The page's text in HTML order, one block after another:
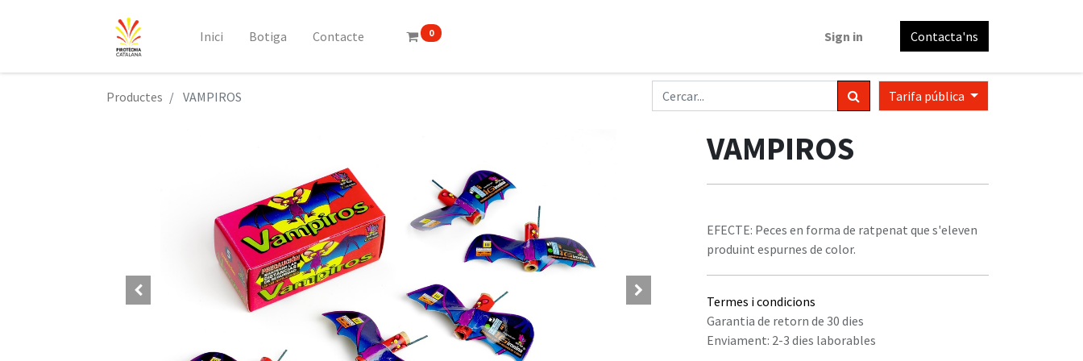
Inici Botiga Contacte 0 Sign in Contacta'ns
Productes VAMPIROS Tarifa pública
VAMPIROS
EFECTE: Peces en forma de ratpenat que s'eleven
produint espurnes de color.
Termes i condicions
Garantia de retorn de 30 dies
Enviament: 2-3 dies laborables